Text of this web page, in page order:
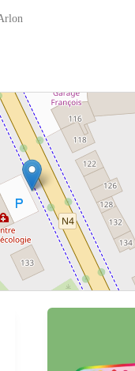
pour afficher la carte.
Voir la carte